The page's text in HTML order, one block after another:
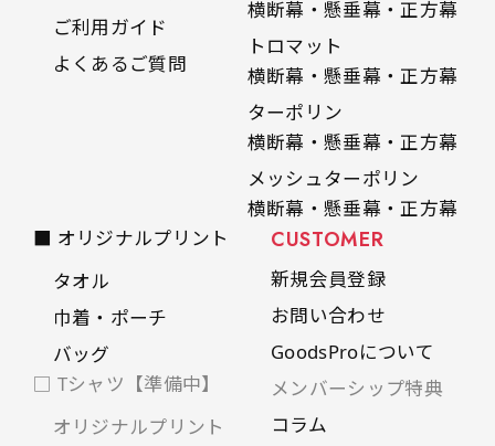
ご利用ガイド
よくあるご質問
横断幕・懸垂幕・正方幕
トロマット
横断幕・懸垂幕・正方幕
ターポリン
横断幕・懸垂幕・正方幕
メッシュターポリン
横断幕・懸垂幕・正方幕
■ オリジナルプリント
タオル
巾着・ポーチ
バッグ
□ Tシャツ【準備中】
オリジナルプリント
CUSTOMER
新規会員登録
お問い合わせ
GoodsProについて
メンバーシップ特典
コラム